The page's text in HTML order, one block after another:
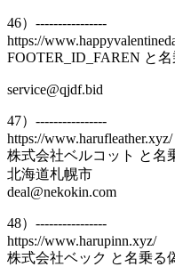
46）----------------
https://
FOOTER_ID_FAREN と
service@qjdf.bid
47）----------------
https://www.harufleather.xyz/
株式会社ベルコット と名
北海道札幌市
deal@nekokin.com
48）----------------
https://www.harupinn.xyz/
株式会社ベック と名乗る